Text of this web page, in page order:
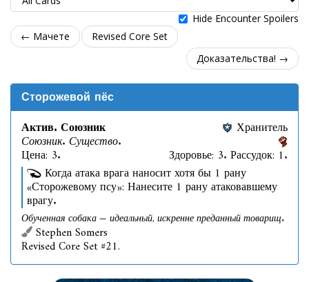
Hide Encounter Spoilers
← Мачете
Revised Core Set
Доказательства! →
Сторожевой пёс
Актив. Союзник
Союзник. Существо.
Цена: 3.
Хранитель
Здоровье: 3. Рассудок: 1.
Когда атака врага наносит хотя бы 1 рану
«Сторожевому псу»: Нанесите 1 рану атаковавшему
врагу.
Обученная собака — идеальный, искренне преданный товарищ.
Stephen Somers
Revised Core Set #21.